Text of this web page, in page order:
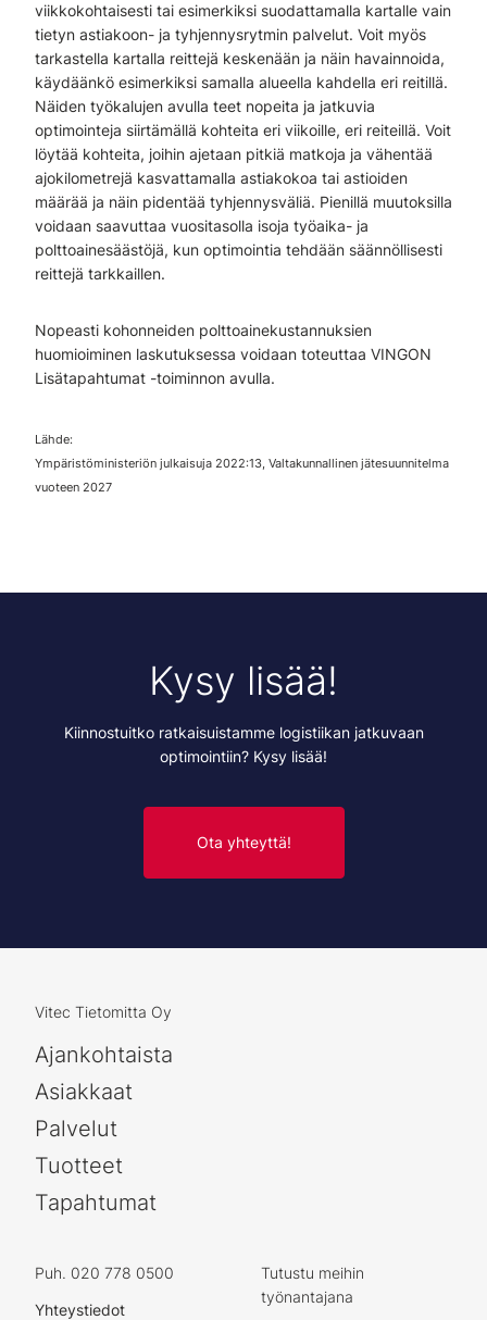
viikkokohtaisesti tai esimerkiksi suodattamalla kartalle vain
tietyn astiakoon- ja tyhjennysrytmin palvelut. Voit myös
tarkastella kartalla reittejä keskenään ja näin havainnoida,
käydäänkö esimerkiksi samalla alueella kahdella eri reitillä.
Näiden työkalujen avulla teet nopeita ja jatkuvia
optimointeja siirtämällä kohteita eri viikoille, eri reiteillä. Voit
löytää kohteita, joihin ajetaan pitkiä matkoja ja vähentää
ajokilometrejä kasvattamalla astiakokoa tai astioiden
määrää ja näin pidentää tyhjennysväliä. Pienillä muutoksilla
voidaan saavuttaa vuositasolla isoja työaika- ja
polttoainesäästöjä, kun optimointia tehdään säännöllisesti
reittejä tarkkaillen.
Nopeasti kohonneiden polttoainekustannuksien
huomioiminen laskutuksessa voidaan toteuttaa VINGON
Lisätapahtumat -toiminnon avulla.
Lähde:
Ympäristöministeriön julkaisuja 2022:13, Valtakunnallinen jätesuunnitelma
vuoteen 2027
Kysy lisää!
Kiinnostuitko ratkaisuistamme logistiikan jatkuvaan
optimointiin? Kysy lisää!
Ota yhteyttä!
Vitec Tietomitta Oy
Ajankohtaista
Asiakkaat
Palvelut
Tuotteet
Tapahtumat
Puh. 020 778 0500
Yhteystiedot
Tutustu meihin
työnantajana